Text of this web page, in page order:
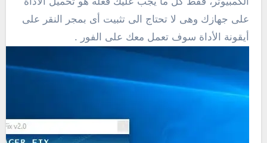
على جهازك وهى لا تحتاج الى تثبيت أى بمجر النقر على
أيقونة الأداة سوف تعمل معك على الفور .